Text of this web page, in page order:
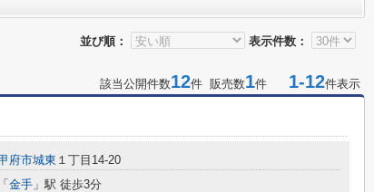
並び順： 表示件数：
該当公開件数12件 販売数1件 1-12件表示
府市城東 １丁目14-20
「 金手 」駅 徒歩3分